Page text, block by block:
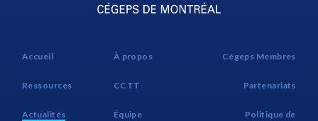
Accueil À propos Cégeps Membres
Ressources CCTT Partenariats
Actualités Équipe
Politique de